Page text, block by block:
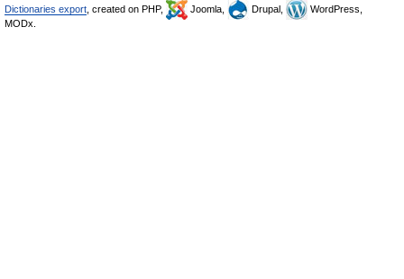
Dictionaries export , created on PHP, Joomla, Drupal,
WordPress,
MODx.